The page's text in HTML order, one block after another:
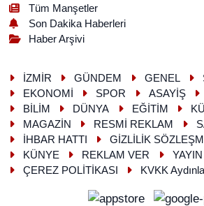
Tüm Manşetler
Son Dakika Haberleri
Haber Arşivi
İZMİR GÜNDEM GENEL
EKONOMİ
SPOR ASAYİŞ
BİLİM
DÜNYA EĞİTİM
MAGAZİN
RESMİ REKLAM
İHBAR HATTI
GİZLİLİK
KÜNYE
REKLAM VER
ÇEREZ POLİTİKASI
KVKK